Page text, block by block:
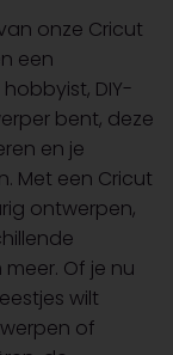
onze Cricut
een
DIY-
bent, deze
en je
Met een Cricut
ontwerpen,
Of je nu
wilt
of